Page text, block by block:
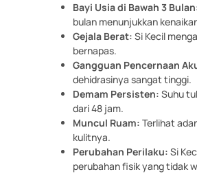
Bayi Usia di Bawah 3
bulan menunjukkan
Gejala Berat: Si Kecil
bernapas.
Gangguan Pencernaan
dehidrasinya sangat tinggi.
Demam Persisten: Suhu
dari 48 jam.
Muncul Ruam: Terlihat
kulitnya.
Perubahan Perilaku: Si
perubahan fisik yang tidak